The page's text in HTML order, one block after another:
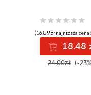
(16,89 zł najniższa cena
18.48
24.00zł (-